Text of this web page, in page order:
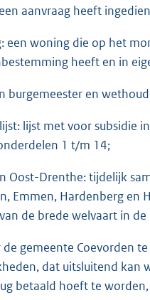
aanvraag heeft
een woning die op het
heeft en in
burgemeester en
lijst met voor subsidie
1 t/m 14;
Oost-Drenthe: tijdelijk
Emmen, Hardenberg en
de brede welvaart in
de gemeente Coevorden
dat uitsluitend kan
betaald hoeft te